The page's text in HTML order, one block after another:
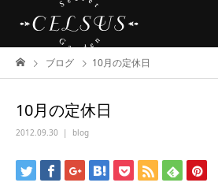
ブログ 10月の定休日
10月の定休日
2012.09.30 blog